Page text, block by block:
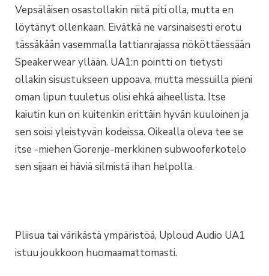
Vepsäläisen osastollakin niitä piti olla, mutta en
löytänyt ollenkaan. Eivätkä ne varsinaisesti erotu
tässäkään vasemmalla lattianrajassa nököttäessään
Speakerwear yllään. UA1:n pointti on tietysti
ollakin sisustukseen uppoava, mutta messuilla pieni
oman lipun tuuletus olisi ehkä aiheellista. Itse
kaiutin kun on kuitenkin erittäin hyvän kuuloinen ja
sen soisi yleistyvän kodeissa. Oikealla oleva tee se
itse -miehen Gorenje-merkkinen subwooferkotelo
sen sijaan ei häviä silmistä ihan helpolla.
Pliisua tai värikästä ympäristöä, Uploud Audio UA1
istuu joukkoon huomaamattomasti.